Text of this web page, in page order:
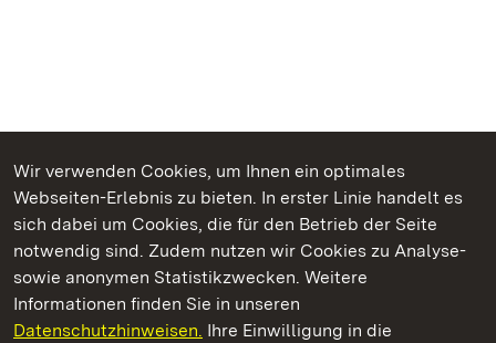
Wir verwenden Cookies, um Ihnen ein optimales
Webseiten-Erlebnis zu bieten. In erster Linie handelt es
sich dabei um Cookies, die für den Betrieb der Seite
notwendig sind. Zudem nutzen wir Cookies zu Analyse-
sowie anonymen Statistikzwecken. Weitere
Informationen finden Sie in unseren
Datenschutzhinweisen. Ihre Einwilligung in die
Kommen. Staunen. Genießen.
Residenzschloss Ludwigsburg